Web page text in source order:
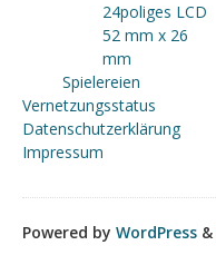
24poliges LCD
52 mm x 26
mm
Spielereien
Vernetzungsstatus
Datenschutzerklärung
Impressum
Powered by WordPress &